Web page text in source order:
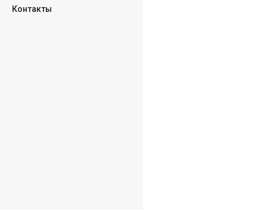
Контакты